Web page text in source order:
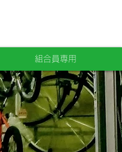
組合員専用